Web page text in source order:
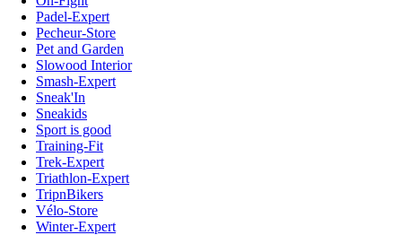
Padel-Expert
Pecheur-Store
Pet and Garden
Slowood Interior
Smash-Expert
Sneak'In
Sneakids
Sport is good
Training-Fit
Trek-Expert
Triathlon-Expert
TripnBikers
Vélo-Store
Winter-Expert